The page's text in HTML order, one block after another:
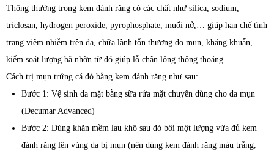
Thông thường trong kem đánh răng có các chất như silica, sodium,
triclosan, hydrogen peroxide, pyrophosphate, muối nở,… giúp hạn chế tình
trạng viêm nhiễm trên da, chữa lành tổn thương do mụn, kháng khuẩn,
kiểm soát lượng bã nhờn từ đó giúp lỗ chân lông thông thoáng.
Cách trị mụn trứng cá đỏ bằng kem đánh răng như sau:
Bước 1: Vệ sinh da mặt bằng sữa rửa mặt chuyên dùng cho da mụn
(Decumar Advanced)
Bước 2: Dùng khăn mềm lau khô sau đó bôi một lượng vừa đủ kem
đánh răng lên vùng da bị mụn (nên dùng kem đánh răng màu trắng,